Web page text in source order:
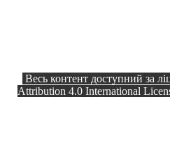
Весь контент доступний за
Attribution 4.0 International